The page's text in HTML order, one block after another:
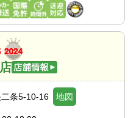
条5-10-16 地図